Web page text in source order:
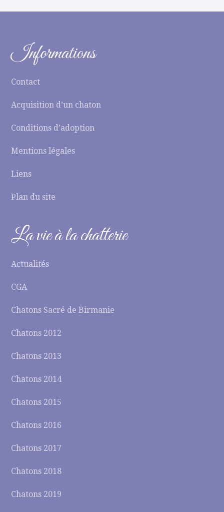
Informations
Contact
Acquisition d’un chaton
Conditions d’adoption
Mentions légales
Liens
Plan du site
La vie à la chatterie
Actualités
CGA
Chatons Sacré de Birmanie
Chatons 2012
Chatons 2013
Chatons 2014
Chatons 2015
Chatons 2016
Chatons 2017
Chatons 2018
Chatons 2019